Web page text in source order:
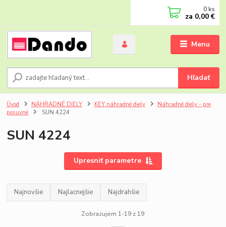
Menu
Hľadať
0 ks
za 0,00 €
Úvod NÁHRADNÉ DIELY KEY náhradné diely
Náhradné diely - pre
posuvné
SUN 4224
SUN 4224
Upresniť parametre
Najnovšie Najlacnejšie Najdrahšie
Zobrazujem 1-19 z 19